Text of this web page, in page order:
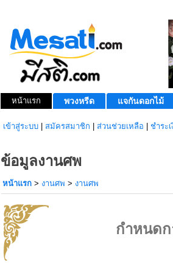
หน้าแรก พวงหรีด แจกันดอกไม้
เข้าสู่ระบบ สมัครสมาชิก ส่วนช่วยเหลือ ชำระ
ข้อมูลงานศพ
หน้าแรก > งานศพ > งานศพ
กำหนด